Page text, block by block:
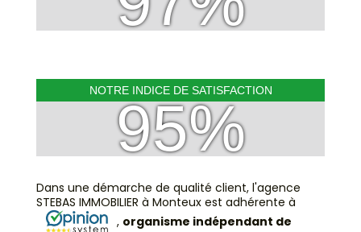
NOTRE INDICE DE SATISFACTION
95%
Dans une démarche de qualité client, l'agence
STEBAS IMMOBILIER à Monteux est adhérente à
, organisme indépendant de